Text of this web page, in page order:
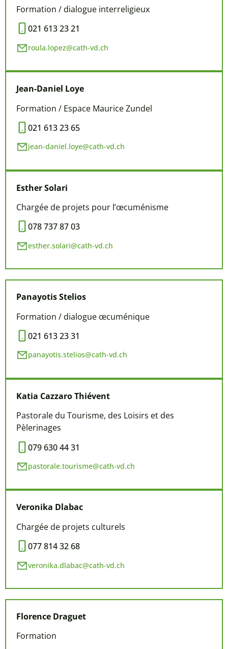
Formation / dialogue interreligieux
021 613 23 21
roula.lopez@cath-vd.ch
Jean-Daniel Loye
Formation / Espace Maurice Zundel
021 613 23 65
jean-daniel.loye@cath-vd.ch
Esther Solari
Chargée de projets pour l’œcuménisme
078 737 87 03
esther.solari@cath-vd.ch
PanayotisStelios
Formation / dialogue œcuménique
021 613 23 31
panayotis.stelios@cath-vd.ch
Katia Cazzaro Thiévent
Pastorale du Tourisme, des Loisirs et des
Pèlerinages
079 630 44 31
pastorale.tourisme@cath-vd.ch
Veronika Dlabac
Chargée de projets culturels
077 814 32 68
veronika.dlabac@cath-vd.ch
Florence Draguet
Formation